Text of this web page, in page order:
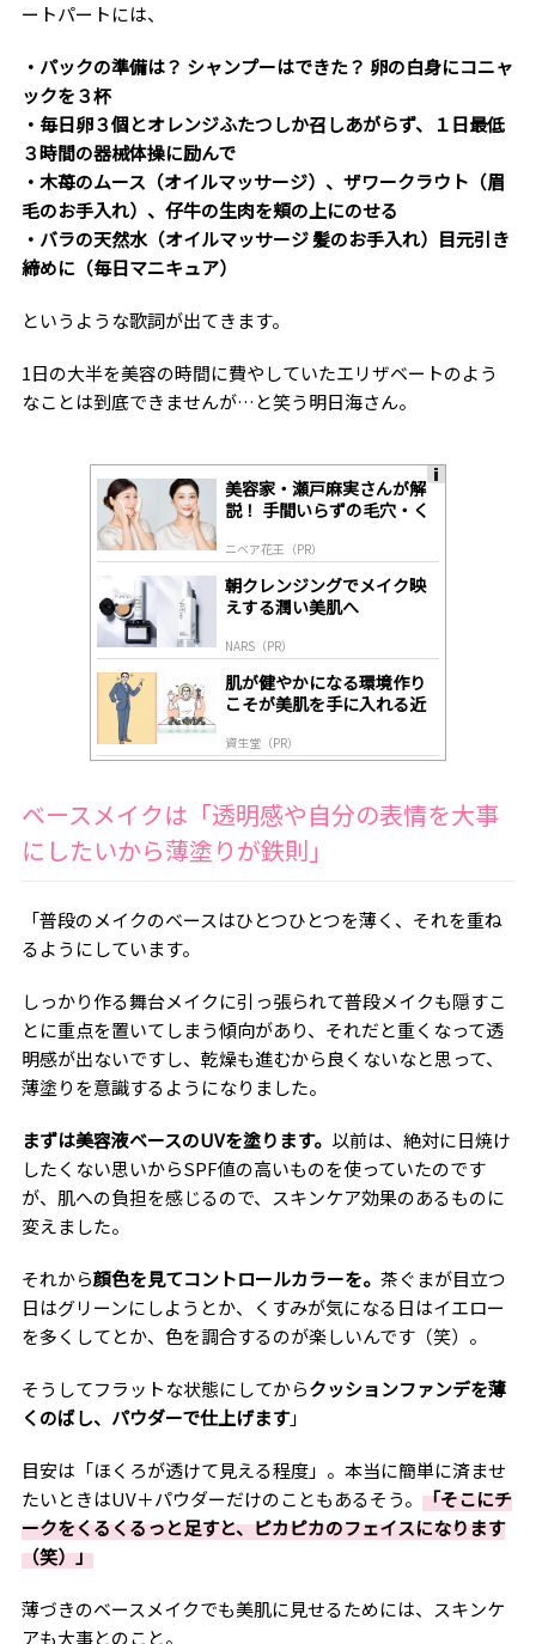
ートパートには、
・パックの準備は？ シャンプーはできた？ 卵の白身にコニャ
ックを３杯
・毎日卵３個とオレンジふたつしか召しあがらず、１日最低
３時間の器械体操に励んで
・木苺のムース（オイルマッサージ）、ザワークラウト（眉
毛のお手入れ）、仔牛の生肉を頬の上にのせる
・バラの天然水（オイルマッサージ 髪のお手入れ）目元引き
締めに（毎日マニキュア）
というような歌詞が出てきます。
1日の大半を美容の時間に費やしていたエリザベートのよう
なことは到底できませんが…と笑う明日海さん。
美容家・瀬戸麻実さんが解
説！ 手間いらずの毛穴・く
ニベア花王（PR）
朝クレンジングでメイク映
えする潤い美肌へ
NARS（PR）
肌が健やかになる環境作り
こそが美肌を手に入れる近
資生堂（PR）
ベースメイクは「透明感や自分の表情を大事
にしたいから薄塗りが鉄則」
「普段のメイクのベースはひとつひとつを薄く、それを重ね
るようにしています。
しっかり作る舞台メイクに引っ張られて普段メイクも隠すこ
とに重点を置いてしまう傾向があり、それだと重くなって透
明感が出ないですし、乾燥も進むから良くないなと思って、
薄塗りを意識するようになりました。
まずは美容液ベースのUVを塗ります。 以前は、絶対に日焼け
したくない思いからSPF値の高いものを使っていたのです
が、肌への負担を感じるので、スキンケア効果のあるものに
変えました。
それから顔色を見てコントロールカラーを。 茶ぐまが目立つ
日はグリーンにしようとか、くすみが気になる日はイエロー
を多くしてとか、色を調合するのが楽しいんです（笑）。
そうしてフラットな状態にしてからクッションファンデを薄
くのばし、パウダーで仕上げます」
目安は「ほくろが透けて見える程度」。本当に簡単に済ませ
たいときはUV＋パウダーだけのこともあるそう。 「そこにチ
ークをくるくるっと足すと、ピカピカのフェイスになります
（笑）」
薄づきのベースメイクでも美肌に見せるためには、スキンケ
アも大事とのこと。